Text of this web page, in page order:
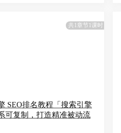
共1章节1课时
SEO排名教程「搜索引擎
可复制，打造精准被动流